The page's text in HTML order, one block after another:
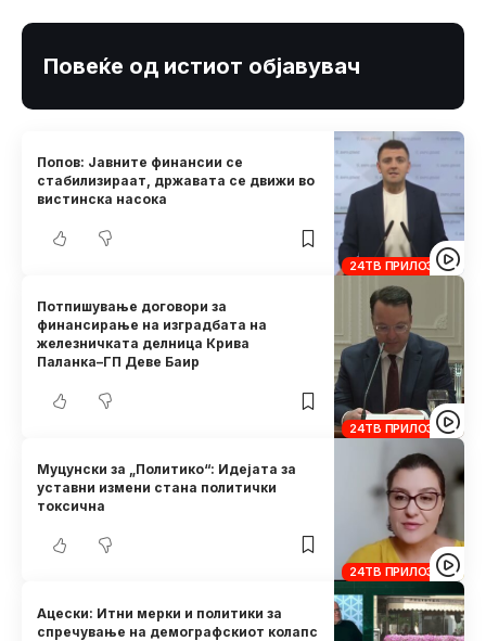
Повеќе од истиот објавувач
24ТВ ПРИЛОЗИ
Попов: Јавните финансии се
стабилизираат, државата се движи во
вистинска насока
24ТВ ПРИЛОЗИ
Потпишување договори за
финансирање на изградбата на
железничката делница Крива
Паланка–ГП Деве Баир
24ТВ ПРИЛОЗИ
Муцунски за „Политико“: Идејата за
уставни измени стана политички
токсична
Ацески: Итни мерки и политики за
спречување на демографскиот колапс